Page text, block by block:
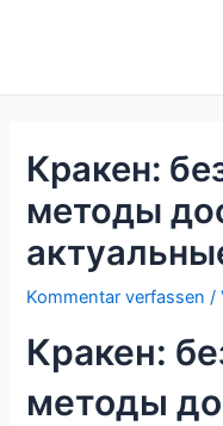
Кракен:
методы
Kommentar verfassen /
Кракен:
методы